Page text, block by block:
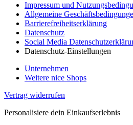
Impressum und
Allgemeine
Barrierefreiheitserklärung
Datenschutz
Social Media
Datenschutz-Einstellungen
Unternehmen
Weitere nice Shops
Vertrag widerrufen
Personalisiere dein Einkaufserlebnis